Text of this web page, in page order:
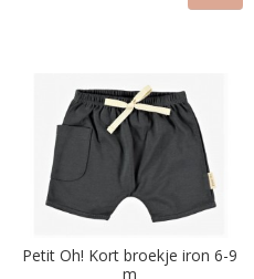
Petit Oh! Kort broekje iron 6-9
m